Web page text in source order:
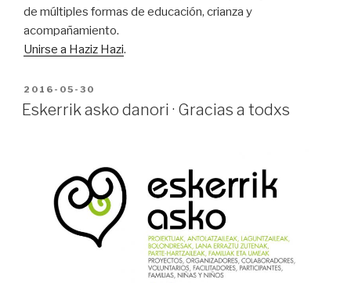
de múltiples formas de educación, crianza y
acompañamiento.
Unirse a Haziz Hazi.
PUBLICADO
EN
2016-05-30
Eskerrik asko danori · Gracias a todxs